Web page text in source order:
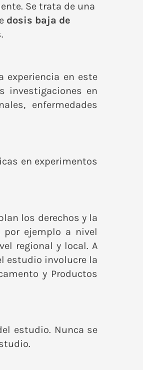
Se trata de una
dosis baja de
experiencia en este
investigaciones en
enfermedades
en experimentos
los derechos y la
ejemplo a nivel
regional y local. A
estudio involucre la
y Productos
estudio. Nunca se